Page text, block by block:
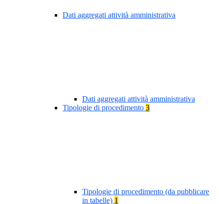
Dati aggregati attività amministrativa
Dati aggregati attività amministrativa
Tipologie di procedimento 3
Tipologie di procedimento (da pubblicare
in tabelle) 1